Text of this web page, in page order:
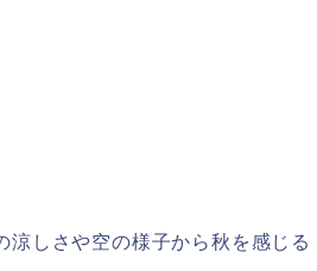
しさや空の様子から秋を感じる